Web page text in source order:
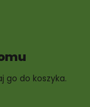
go do koszyka.